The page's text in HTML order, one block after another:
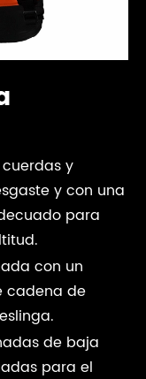
y
y con una
para
con un
cadena de
de baja
para el